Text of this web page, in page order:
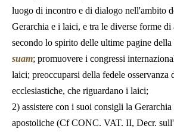
luogo di incontro e di dialogo nell'ambito
Gerarchia e i laici, e tra le diverse forme
secondo lo spirito delle ultime pagine
suam; promuovere i congressi
laici; preoccuparsi della fedele osservanza
ecclesiastiche, che riguardano i laici;
2) assistere con i suoi consigli la
apostoliche (Cf CONC. VAT. II, Decr.